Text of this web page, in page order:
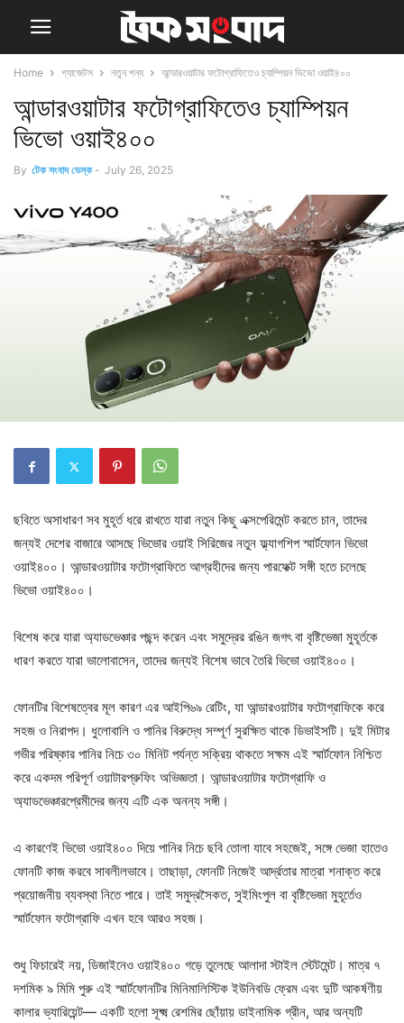
Home গ্যাজেটস নতুন পন্য আন্ডারওয়াটার ফটোগ্রাফিতেও চ্যাম্পিয়ন ভিভো ওয়াই৪০০
আন্ডারওয়াটার ফটোগ্রাফিতেও চ্যাম্পিয়ন
ভিভো ওয়াই৪০০
By টেক সংবাদ ডেস্ক - July 26, 2025
ছবিতে অসাধারণ সব মুহূর্ত ধরে রাখতে যারা নতুন কিছু এক্সপেরিমেন্ট করতে চান, তাদের
জন্যই দেশের বাজারে আসছে ভিভোর ওয়াই সিরিজের নতুন ফ্ল্যাগশিপ স্মার্টফোন ভিভো
ওয়াই৪০০। আন্ডারওয়াটার ফটোগ্রাফিতে আগ্রহীদের জন্য পারফেক্ট সঙ্গী হতে চলেছে
ভিভো ওয়াই৪০০।
বিশেষ করে যারা অ্যাডভেঞ্চার পছন্দ করেন এবং সমুদ্রের রঙিন জগৎ বা বৃষ্টিভেজা মুহূর্তকে
ধারণ করতে যারা ভালোবাসেন, তাদের জন্যই বিশেষ ভাবে তৈরি ভিভো ওয়াই৪০০।
ফোনটির বিশেষত্বের মূল কারণ এর আইপি৬৯ রেটিং, যা আন্ডারওয়াটার ফটোগ্রাফিকে করে
সহজ ও নিরাপদ। ধুলোবালি ও পানির বিরুদ্ধে সম্পূর্ণ সুরক্ষিত থাকে ডিভাইসটি। দুই মিটার
গভীর পরিষ্কার পানির নিচে ৩০ মিনিট পর্যন্ত সক্রিয় থাকতে সক্ষম এই স্মার্টফোন নিশ্চিত
করে একদম পরিপূর্ণ ওয়াটারপ্রুফিং অভিজ্ঞতা। আন্ডারওয়াটার ফটোগ্রাফি ও
অ্যাডভেঞ্চারপ্রেমীদের জন্য এটি এক অনন্য সঙ্গী।
এ কারণেই ভিভো ওয়াই৪০০ দিয়ে পানির নিচে ছবি তোলা যাবে সহজেই, সঙ্গে ভেজা হাতেও
ফোনটি কাজ করবে সাবলীলভাবে। তাছাড়া, ফোনটি নিজেই আর্দ্রতার মাত্রা শনাক্ত করে
প্রয়োজনীয় ব্যবস্থা নিতে পারে। তাই সমুদ্রসৈকত, সুইমিংপুল বা বৃষ্টিভেজা মুহূর্তেও
স্মার্টফোন ফটোগ্রাফি এখন হবে আরও সহজ।
শুধু ফিচারেই নয়, ডিজাইনেও ওয়াই৪০০ গড়ে তুলেছে আলাদা স্টাইল স্টেটমেন্ট। মাত্র ৭
দশমিক ৯ মিমি পুরু এই স্মার্টফোনটির মিনিমালিস্টিক ইউনিবডি ফ্রেম এবং দুটি আকর্ষণীয়
কালার ভ্যারিয়েন্ট— একটি হলো সূক্ষ্ম রেশমির ছোঁয়ায় ডাইনামিক গ্রীন, আর অন্যটি